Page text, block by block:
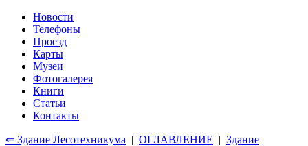
Новости
Телефоны
Проезд
Карты
Музеи
Фотогалерея
Книги
Статьи
Контакты
⇐ Здание Лесотехникума | ОГЛАВЛЕНИЕ | Здание